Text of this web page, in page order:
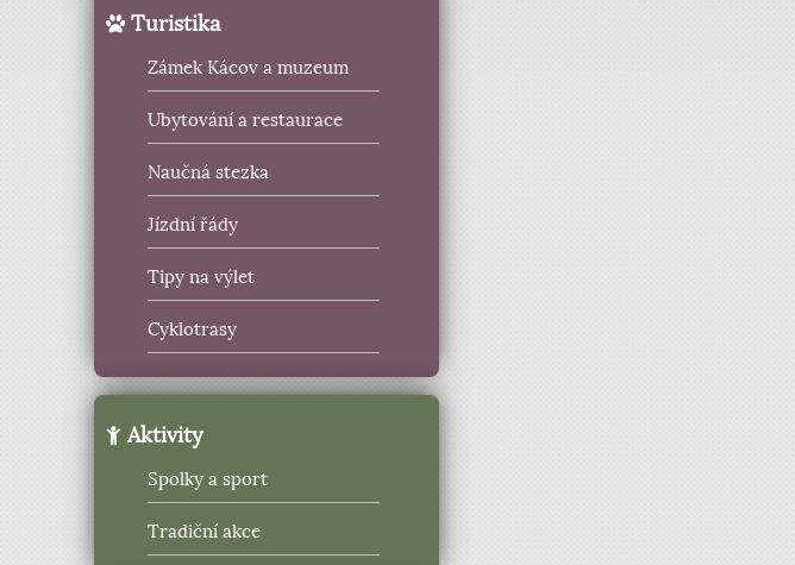
Turistika
Zámek Kácov a muzeum
Ubytování a restaurace
Naučná stezka
Jízdní řády
Tipy na výlet
Cyklotrasy
Aktivity
Spolky a sport
Tradiční akce